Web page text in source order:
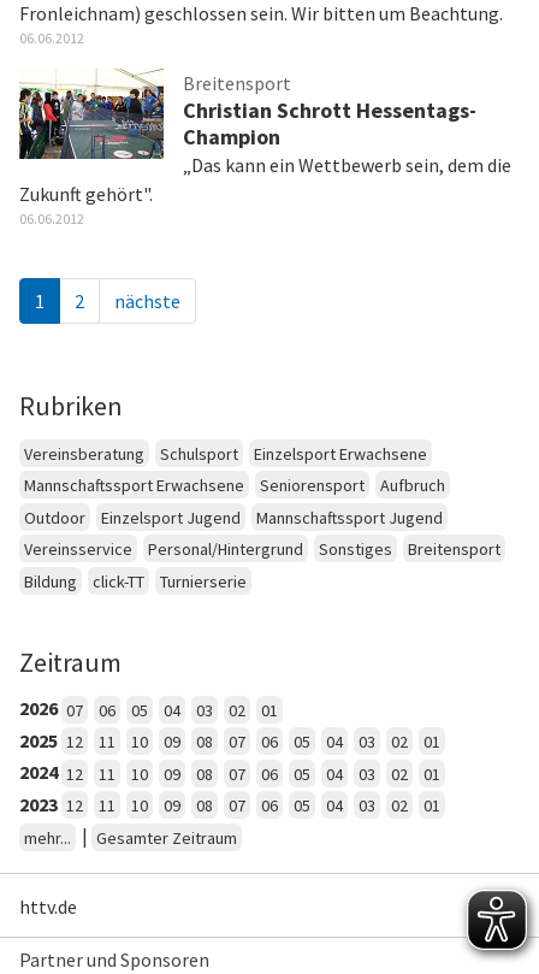
Fronleichnam) geschlossen sein. Wir bitten um Beachtung.
06.06.2012
Breitensport
Christian Schrott Hessentags-
Champion
„Das kann ein Wettbewerb sein, dem die
Zukunft gehört".
06.06.2012
1 2 nächste
Rubriken
Vereinsberatung Schulsport
Einzelsport Erwachsene
Mannschaftssport Erwachsene
Seniorensport
Aufbruch
Outdoor
Einzelsport Jugend
Mannschaftssport Jugend
Vereinsservice
Personal/Hintergrund Sonstiges
Breitensport
Bildung
click-TT Turnierserie
Zeitraum
2026 07 06 05 04 03 02 01
2025 12 11 10 09 08 07 06 05 04 03 02 01
2024 12 11 10 09 08 07 06 05 04 03 02 01
2023 12 11 10 09 08 07 06 05 04 03 02
01
mehr...
| Gesamter Zeitraum
httv.de
Partner und Sponsoren